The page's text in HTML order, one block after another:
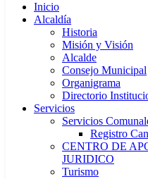
Inicio
Alcaldía
Historia
Misión y Visión
Alcalde
Consejo Municipal
Organigrama
Directorio
Servicios
Servicios
Registro
CENTRO DE
JURIDICO
Turismo